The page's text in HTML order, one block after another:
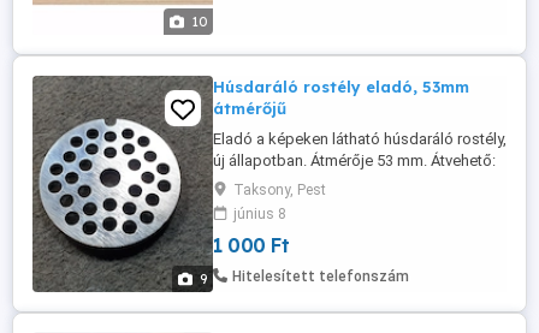
10
9
Húsdaráló rostély eladó, 53mm
átmérőjű
Eladó a képeken látható húsdaráló rostély,
új állapotban. Átmérője 53 mm. Átvehető:
Pest megye - Taksony községben. Postán
is elküldöm rendesen becsomagolva
dobozba, de akkor előre kérem utalni az
árát és a postaköltséget a
bankszámlámra, vagy lakcímemre postai
Taksony, Pest
június 8
1 000 Ft
Hitelesített telefonszám